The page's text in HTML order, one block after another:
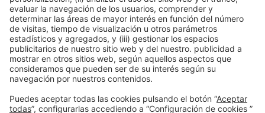
** Es su responsabilidad asegurarse de que cumple todos
los requisitos de pasaporte, visado y otros requisitos de
inmigración y Covid (formularios, pasaporte de
vacunación, prueba negativa, etc.) aplicables a su
itinerario.